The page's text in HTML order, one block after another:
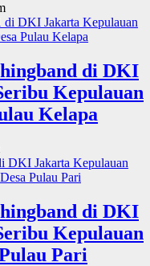
di DKI
Kepulauan
Kelapa
di DKI
Kepulauan
Pari